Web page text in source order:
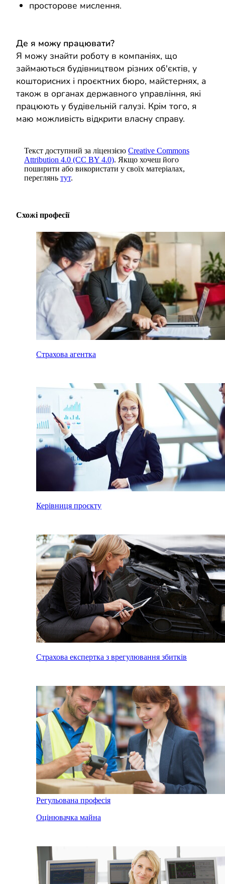
просторове мислення.
Де я можу працювати?
Я можу знайти роботу в компаніях, що
займаються будівництвом різних об'єктів, у
кошторисних і проєктних бюро, майстернях, а
також в органах державного управління, які
працюють у будівельній галузі. Крім того, я
маю можливість відкрити власну справу.
Текст доступний за ліцензією Creative Commons
Attribution 4.0 (CC BY 4.0). Якщо хочеш його
поширити або використати у своїх матеріалах,
переглянь тут.
Схожі професії
Страхова агентка
Керівниця проєкту
Страхова експертка з врегулювання збитків
Регульована професія
Оцінювачка майна